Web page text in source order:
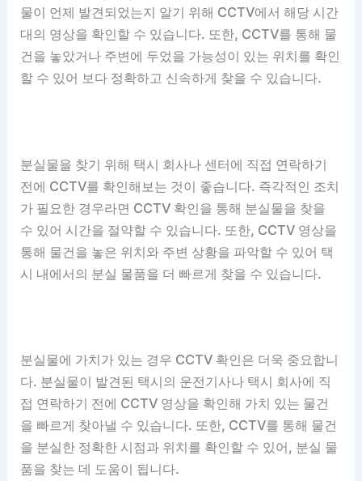
물이 언제 발견되었는지 알기 위해 CCTV에서 해당 시간
대의 영상을 확인할 수 있습니다. 또한, CCTV를 통해 물
건을 놓았거나 주변에 두었을 가능성이 있는 위치를 확인
할 수 있어 보다 정확하고 신속하게 찾을 수 있습니다.
분실물을 찾기 위해 택시 회사나 센터에 직접 연락하기
전에 CCTV를 확인해보는 것이 좋습니다. 즉각적인 조치
가 필요한 경우라면 CCTV 확인을 통해 분실물을 찾을
수 있어 시간을 절약할 수 있습니다. 또한, CCTV 영상을
통해 물건을 놓은 위치와 주변 상황을 파악할 수 있어 택
시 내에서의 분실 물품을 더 빠르게 찾을 수 있습니다.
분실물에 가치가 있는 경우 CCTV 확인은 더욱 중요합니
다. 분실물이 발견된 택시의 운전기사나 택시 회사에 직
접 연락하기 전에 CCTV 영상을 확인해 가치 있는 물건
을 빠르게 찾아낼 수 있습니다. 또한, CCTV를 통해 물건
을 분실한 정확한 시점과 위치를 확인할 수 있어, 분실 물
품을 찾는 데 도움이 됩니다.